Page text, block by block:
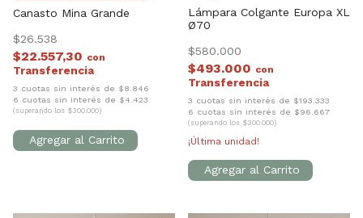
Canasto Mina Grande
$26.538
$22.557,30 con
3 cuotas sin interés de $8.846
6 cuotas sin interés de $4.423
(superando los $300.000)
Lámpara Colgante Europa XL
Ø70
$580.000
$493.000 con
3 cuotas sin interés de $193.333
6 cuotas sin interés de $96.667
(superando los $300.000)
¡Última unidad!